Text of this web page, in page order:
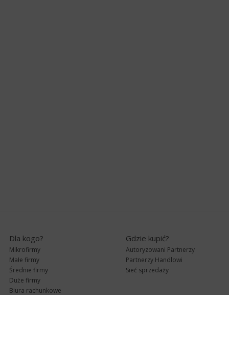
Dla kogo?
Mikrofirmy
Małe firmy
Średnie firmy
Duże firmy
Biura rachunkowe
Gdzie kupić?
Autoryzowani Partnerzy
Partnerzy Handlowi
Sieć sprzedaży